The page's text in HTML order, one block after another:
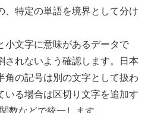
、特定の単語を境界として分け
小文字に意味があるデータで
されないよう確認します。日本
角の記号は別の文字として扱わ
いる場合は区切り文字を追加す
数などで統一します。